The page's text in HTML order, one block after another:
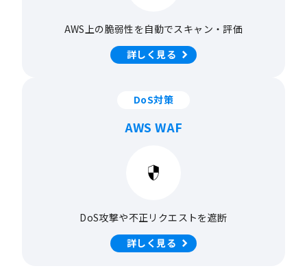
AWS上の脆弱性を自動でスキャン・評価
詳しく見る
DoS対策
AWS WAF
DoS攻撃や不正リクエストを遮断
詳しく見る